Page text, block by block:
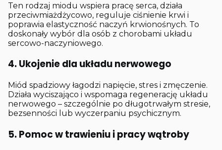
Ten rodzaj miodu wspiera pracę serca, działa
przeciwmiażdżycowo, reguluje ciśnienie krwi i
poprawia elastyczność naczyń krwionośnych. To
doskonały wybór dla osób z chorobami układu
sercowo-naczyniowego.
4. Ukojenie dla układu nerwowego
Miód spadziowy łagodzi napięcie, stres i zmęczenie.
Działa wyciszająco i wspomaga regenerację układu
nerwowego – szczególnie po długotrwałym stresie,
bezsenności lub wyczerpaniu psychicznym.
5. Pomoc w trawieniu i pracy wątroby